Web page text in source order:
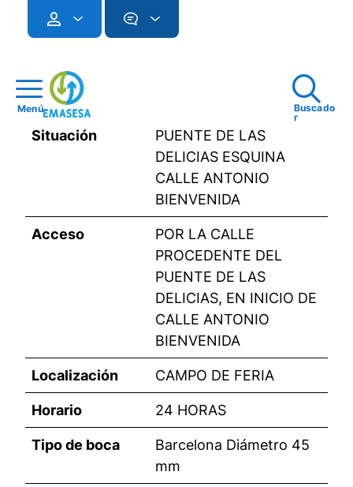
Menú
Buscado
r
Situación
PUENTE DE LAS
DELICIAS ESQUINA
CALLE ANTONIO
BIENVENIDA
Acceso
POR LA CALLE
PROCEDENTE DEL
PUENTE DE LAS
DELICIAS, EN INICIO DE
CALLE ANTONIO
BIENVENIDA
Localización CAMPO DE FERIA
Horario 24 HORAS
Tipo de boca
Barcelona Diámetro 45
mm